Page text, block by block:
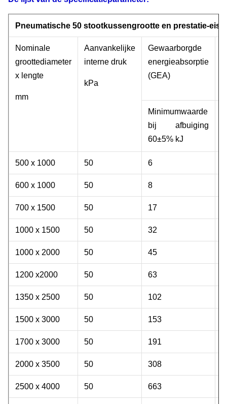
Pneumatische 50 stootkussengrootte en prestatie-
Nominale
groottediameter
x lengte
mm
Aanvankelijke
interne druk
kPa
Gewaarborgde
energieabsorptie
(GEA)
Minimumwaarde
bij afbuiging
60±5% kJ
500 x 1000 50 6
600 x 1000 50 8
700 x 1500 50 17
1000 x 1500 50 32
1000 x 2000 50 45
1200 x2000 50 63
1350 x 2500 50 102
1500 x 3000 50 153
1700 x 3000 50 191
2000 x 3500 50 308
2500 x 4000 50 663